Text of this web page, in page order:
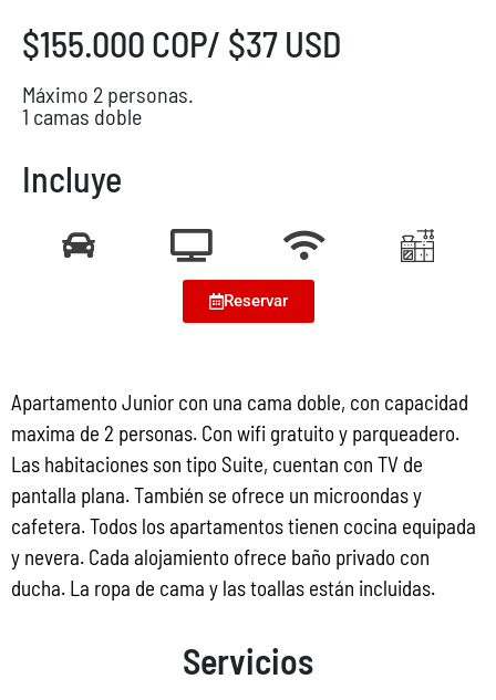
$155.000 COP/ $37 USD
Máximo 2 personas.
1 camas doble
Incluye
Reservar
Apartamento Junior con una cama doble, con capacidad
maxima de 2 personas. Con wifi gratuito y parqueadero.
Las habitaciones son tipo Suite, cuentan con TV de
pantalla plana. También se ofrece un microondas y
cafetera. Todos los apartamentos tienen cocina equipada
y nevera. Cada alojamiento ofrece baño privado con
ducha. La ropa de cama y las toallas están incluidas.
Servicios